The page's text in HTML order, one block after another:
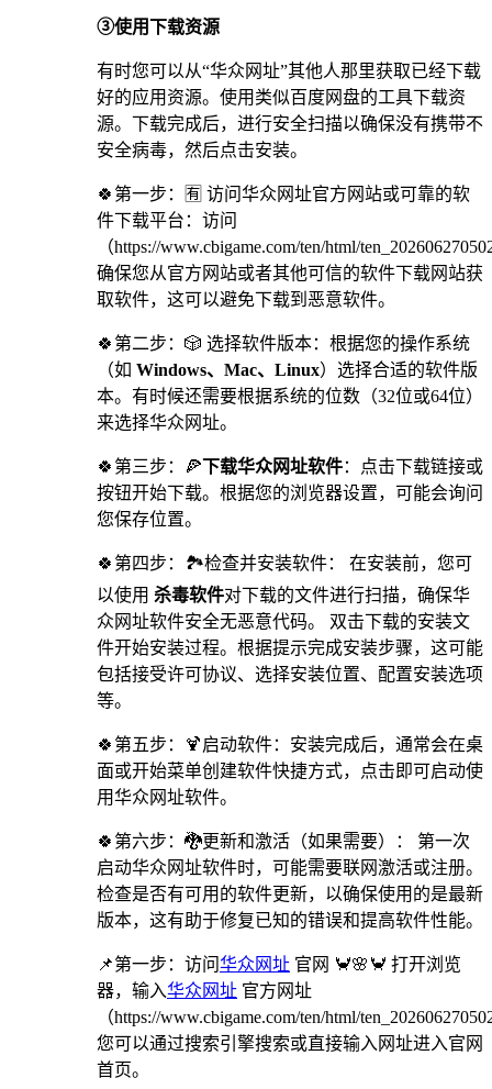
③使用下载资源
有时您可以从“华众网址”其他人那里获取已经下载
好的应用资源。使用类似百度网盘的工具下载资
源。下载完成后，进行安全扫描以确保没有携带不
安全病毒，然后点击安装。
🍀第一步：🈶 访问华众网址官方网站或可靠的软
件下载平台：访问
（https://www.cbigame.com/ten/html/
确保您从官方网站或者其他可信的软件下载网站获
取软件，这可以避免下载到恶意软件。
🍀第二步：🎲 选择软件版本：根据您的操作系统
（如 Windows、Mac、Linux）选择合适的软件版
本。有时候还需要根据系统的位数（32位或64位）
来选择华众网址。
🍀第三步：🍕下载华众网址软件：点击下载链接或
按钮开始下载。根据您的浏览器设置，可能会询问
您保存位置。
🍀第四步：🏞检查并安装软件： 在安装前，您可
以使用 杀毒软件对下载的文件进行扫描，确保华
众网址软件安全无恶意代码。 双击下载的安装文
件开始安装过程。根据提示完成安装步骤，这可能
包括接受许可协议、选择安装位置、配置安装选项
等。
🍀第五步：🍹启动软件：安装完成后，通常会在桌
面或开始菜单创建软件快捷方式，点击即可启动使
用华众网址软件。
🍀第六步：🐉更新和激活（如果需要）： 第一次
启动华众网址软件时，可能需要联网激活或注册。
检查是否有可用的软件更新，以确保使用的是最新
版本，这有助于修复已知的错误和提高软件性能。
📌第一步：访问华众网址 官网 🦀🌸🦀 打开浏览
器，输入华众网址 官方网址
（https://www.cbigame.com/ten/html/
您可以通过搜索引擎搜索或直接输入网址进入官网
首页。